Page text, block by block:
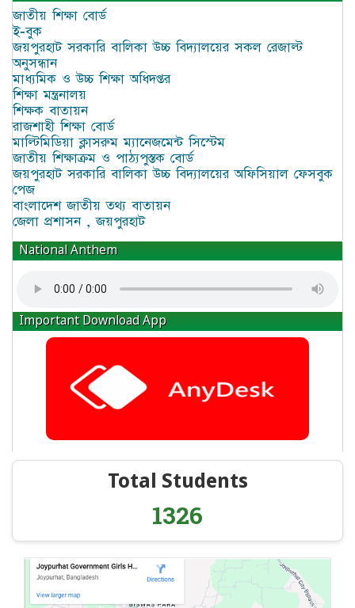
জাতীয় শিক্ষা বোর্ড
ই-বুক
জয়পুরহাট সরকারি বালিকা উচ্চ বিদ্যালয়ের সকল রেজাল্ট
অনুসন্ধান
মাধ্যমিক ও উচ্চ শিক্ষা অধিদপ্তর
শিক্ষা মন্ত্রনালয়
শিক্ষক বাতায়ন
রাজশাহী শিক্ষা বোর্ড
মাল্টিমিডিয়া ক্লাসরুম ম্যানেজমেন্ট সিস্টেম
জাতীয় শিক্ষাক্রম ও পাঠ্যপুস্তক বোর্ড
জয়পুরহাট সরকারি বালিকা উচ্চ বিদ্যালয়ের অফিসিয়াল ফেসবুক
পেজ
বাংলাদেশ জাতীয় তথ্য বাতায়ন
জেলা প্রশাসন , জয়পুরহাট
National Anthem
Important Download App
Total Students
1326